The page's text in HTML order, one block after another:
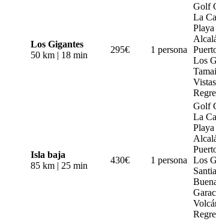
Los Gigantes
50 km | 18 min
295€ 1 persona
Golf
La
Playa
Los
Isla baja
85 km | 25 min
430€ 1 persona
Golf
La
Playa
Los